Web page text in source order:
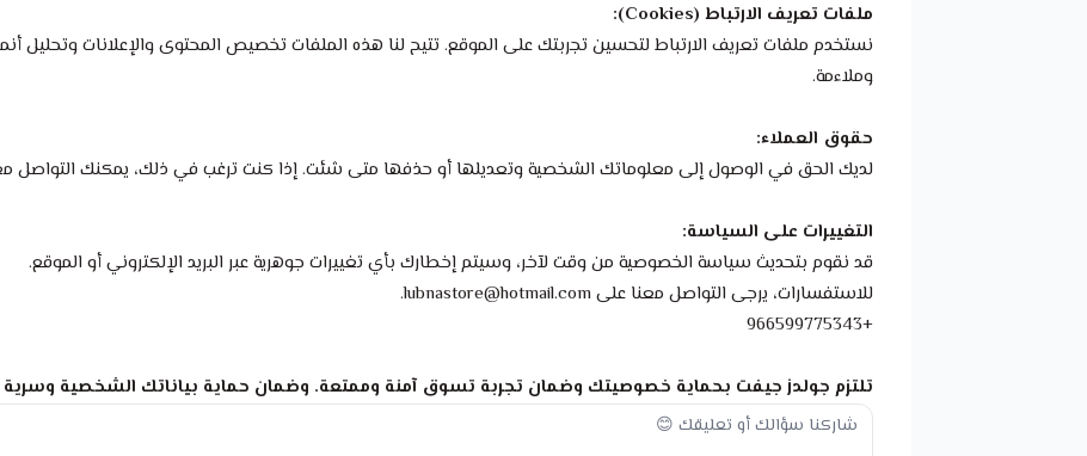
ملفات تعريف الارتباط (Cookies):
نستخدم ملفات تعريف الارتباط لتحسين تجربتك على الموقع. تتيح لنا هذه الملفات تخصيص المحتوى والإعلانات وتحليل
وملاءمة.
حقوق العملاء:
لديك الحق في الوصول إلى معلوماتك الشخصية وتعديلها أو حذفها متى شئت. إذا كنت ترغب في ذلك، يمكنك التواصل
التغييرات على السياسة:
قد نقوم بتحديث سياسة الخصوصية من وقت لآخر، وسيتم إخطارك بأي تغييرات جوهرية عبر البريد الإلكتروني أو الموقع.
للاستفسارات، يرجى التواصل معنا على lubnastore@hotmail.com.
+966599775343
تلتزم جولدز جيفت بحماية خصوصيتك وضمان تجربة تسوق آمنة وممتعة. وضمان حماية بياناتك الشخصية